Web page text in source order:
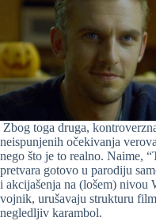
Zbog toga druga,
neispunjenih očekivanja
nego što je to realno. Naime,
pretvara gotovo u parodiju
i akcijašenja na (lošem) nivou
vojnik, urušavaju strukturu
negledljiv karambol.